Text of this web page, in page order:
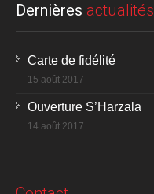
Dernières actualités
Carte de fidélité
15 août 2017
Ouverture S’Harzala
14 août 2017